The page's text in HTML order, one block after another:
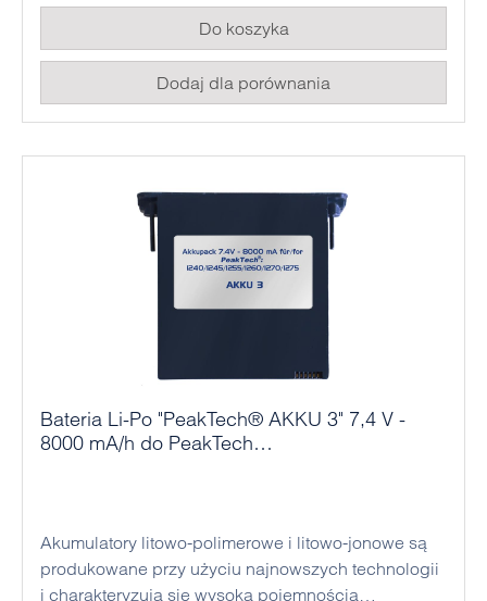
Do koszyka
Dodaj dla porównania
Bateria Li-Po "PeakTech® AKKU 3" 7,4 V -
8000 mA/h do PeakTech
Akumulatory litowo-polimerowe i litowo-jonowe są
produkowane przy użyciu najnowszych technologii
i charakteryzują się wysoką pojemnością